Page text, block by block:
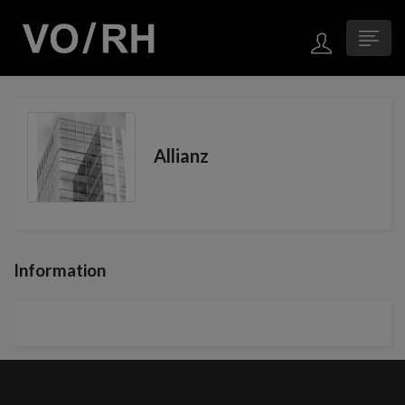
Allianz
Information